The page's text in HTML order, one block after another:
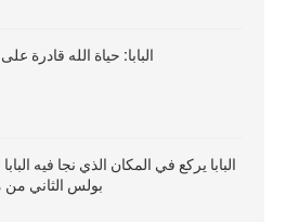
البابا: حياة الله قادرة
البابا يركع في المكان الذي نجا فيه
بولس الثاني من